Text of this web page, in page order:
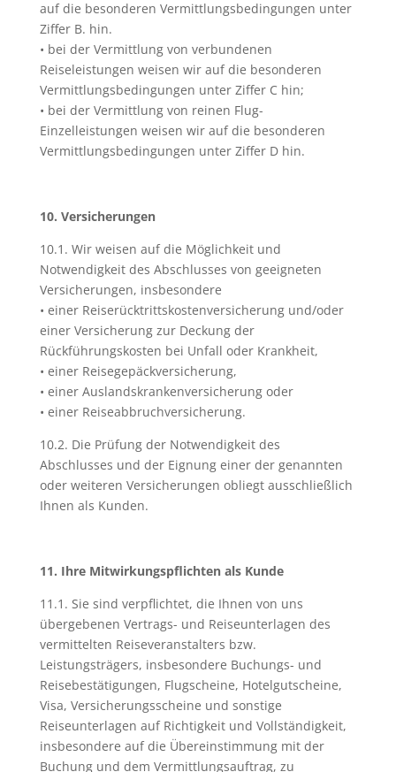
auf die besonderen Vermittlungsbedingungen unter
Ziffer B. hin.
• bei der Vermittlung von verbundenen
Reiseleistungen weisen wir auf die besonderen
Vermittlungsbedingungen unter Ziffer C hin;
• bei der Vermittlung von reinen Flug-
Einzelleistungen weisen wir auf die besonderen
Vermittlungsbedingungen unter Ziffer D hin.
10. Versicherungen
10.1. Wir weisen auf die Möglichkeit und
Notwendigkeit des Abschlusses von geeigneten
Versicherungen, insbesondere
• einer Reiserücktrittskostenversicherung und/oder
einer Versicherung zur Deckung der
Rückführungskosten bei Unfall oder Krankheit,
• einer Reisegepäckversicherung,
• einer Auslandskrankenversicherung oder
• einer Reiseabbruchversicherung.
10.2. Die Prüfung der Notwendigkeit des
Abschlusses und der Eignung einer der genannten
oder weiteren Versicherungen obliegt ausschließlich
Ihnen als Kunden.
11. Ihre Mitwirkungspflichten als Kunde
11.1. Sie sind verpflichtet, die Ihnen von uns
übergebenen Vertrags- und Reiseunterlagen des
vermittelten Reiseveranstalters bzw.
Leistungsträgers, insbesondere Buchungs- und
Reisebestätigungen, Flugscheine, Hotelgutscheine,
Visa, Versicherungsscheine und sonstige
Reiseunterlagen auf Richtigkeit und Vollständigkeit,
insbesondere auf die Übereinstimmung mit der
Buchung und dem Vermittlungsauftrag, zu